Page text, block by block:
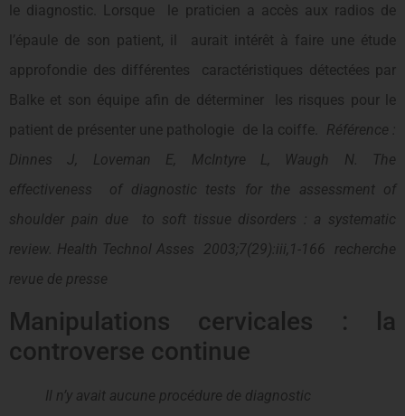
le diagnostic. Lorsque le praticien a accès aux radios de
l’épaule de son patient, il aurait intérêt à faire une étude
approfondie des différentes caractéristiques détectées par
Balke et son équipe afin de déterminer les risques pour le
patient de présenter une pathologie de la coiffe.
Référence :
Dinnes J, Loveman E, McIntyre L, Waugh N. The
effectiveness of diagnostic tests for the assessment of
shoulder pain due to soft tissue disorders : a systematic
review. Health Technol Asses 2003;7(29):iii,1-166 recherche
revue de presse
Manipulations cervicales : la
controverse continue
Il n’y avait aucune procédure de diagnostic